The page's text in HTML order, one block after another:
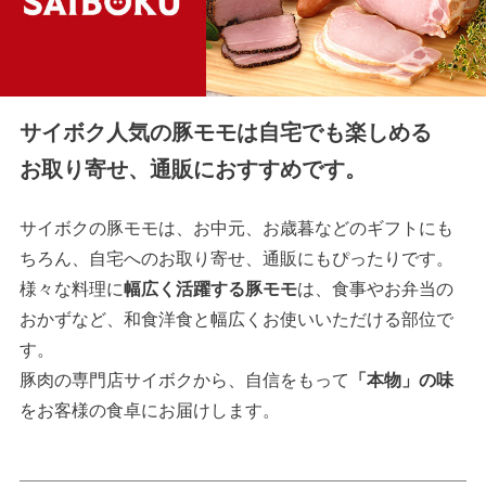
サイボク人気の豚モモは自宅でも楽しめる
お取り寄せ、通販におすすめです。
サイボクの豚モモは、お中元、お歳暮などのギフトにも
ちろん、自宅へのお取り寄せ、通販にもぴったりです。
様々な料理に幅広く活躍する豚モモは、食事やお弁当の
おかずなど、和食洋食と幅広くお使いいただける部位で
す。
豚肉の専門店サイボクから、自信をもって
「本物」の味
をお客様の食卓にお届けします。